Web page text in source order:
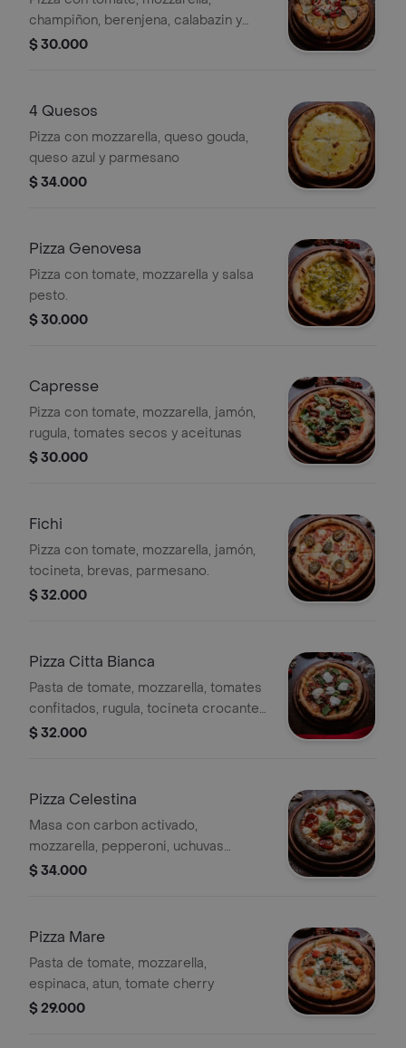
champiñon, berenjena, calabazin y
espinaca.
$ 30.000
4 Quesos
Pizza con mozzarella, queso gouda,
queso azul y parmesano
$ 34.000
Pizza Genovesa
Pizza con tomate, mozzarella y salsa
pesto.
$ 30.000
Capresse
Pizza con tomate, mozzarella, jamón,
rugula, tomates secos y aceitunas
$ 30.000
Fichi
Pizza con tomate, mozzarella, jamón,
tocineta, brevas, parmesano.
$ 32.000
Pizza Citta Bianca
Pasta de tomate, mozzarella, tomates
confitados, rugula, tocineta crocante
y crema de queso ricotta
$ 32.000
Pizza Celestina
Masa con carbon activado,
mozzarella, pepperoni, uchuvas
confitadas, nueces, crema de queso
$ 34.000
Pizza Mare
Pasta de tomate, mozzarella,
espinaca, atun, tomate cherry
$ 29.000